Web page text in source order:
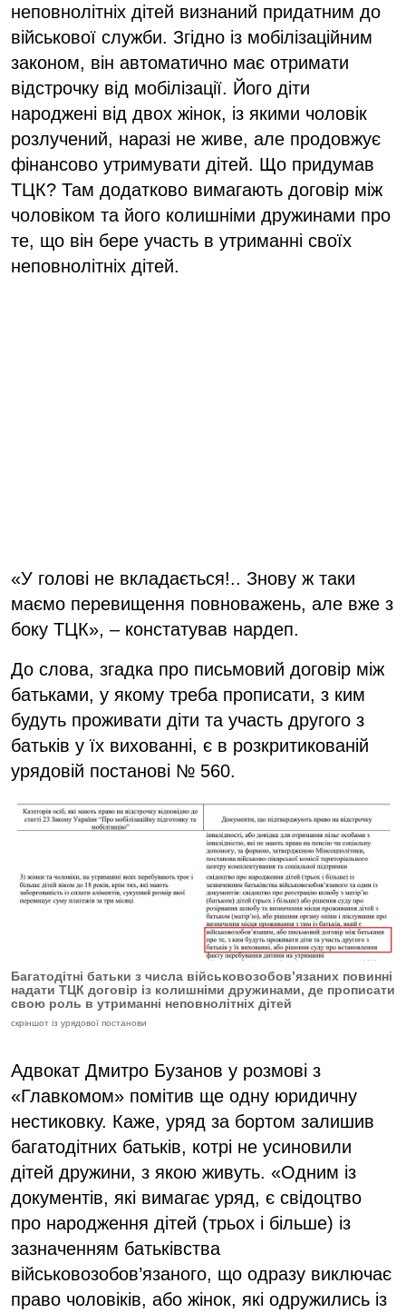
неповнолітніх дітей визнаний придатним до
військової служби. Згідно із мобілізаційним
законом, він автоматично має отримати
відстрочку від мобілізації. Його діти
народжені від двох жінок, із якими чоловік
розлучений, наразі не живе, але продовжує
фінансово утримувати дітей. Що придумав
ТЦК? Там додатково вимагають договір між
чоловіком та його колишніми дружинами про
те, що він бере участь в утриманні своїх
неповнолітніх дітей.
«У голові не вкладається!.. Знову ж таки
маємо перевищення повноважень, але вже з
боку ТЦК», – констатував нардеп.
До слова, згадка про письмовий договір між
батьками, у якому треба прописати, з ким
будуть проживати діти та участь другого з
батьків у їх вихованні, є в розкритикованій
урядовій постанові № 560.
Багатодітні батьки з числа військовозобов’язаних повинні
надати ТЦК договір із колишніми дружинами, де прописати
свою роль в утриманні неповнолітніх дітей
скріншот із урядової постанови
Адвокат Дмитро Бузанов у розмові з
«Главкомом» помітив ще одну юридичну
нестиковку. Каже, уряд за бортом залишив
багатодітних батьків, котрі не усиновили
дітей дружини, з якою живуть. «Одним із
документів, які вимагає уряд, є свідоцтво
про народження дітей (трьох і більше) із
зазначенням батьківства
військовозобов’язаного, що одразу виключає
право чоловіків, або жінок, які одружились із